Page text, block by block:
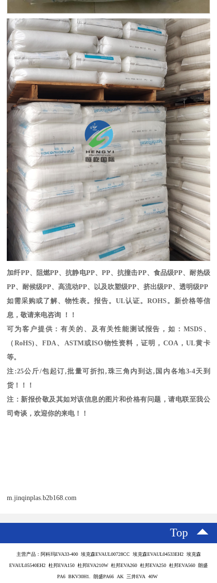
加纤PP、阻燃PP、抗静电PP、 PP、抗撞击PP、食品级PP、耐热级
PP、耐候级PP、高流动PP、以及吹塑级PP、挤出级PP、透明级PP
如需采购或了解、物性表。报告。 UL认证。 ROHS 。新价格等信
息，敬请来电咨询 ！！
可为客户提供：有关的、及有关性能测试报告，如： MSDS 、
（ RoHS) 、FDA、 ASTM或ISO物性资料，证明， COA，UL黄卡
等。
注 :25公斤/包起订,批量可折扣, 珠三角内到达, 国内各地3-4天到
货！！！
注：新报价敬及其如对该信息的图片和价格有问题，请电联至我公
司奇谈，欢迎你的来电！！
m.jinqinplas.b2b168.com
Top
主营产品：阿科玛EVA33-400 埃克森EVAUL00728CC 埃克森EVAUL04533EH2 埃克森
EVAUL05540EH2 杜邦EVA150 杜邦EVA210W 杜邦EVA260 杜邦EVA250 杜邦EVA560 朗盛
PA6 BKV30H1. 朗盛PA66 AK 三井EVA 40W